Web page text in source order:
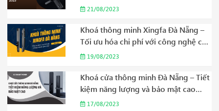
Khu Dân Cư Năm 2023
21/08/2023
Khoá thông minh Xingfa Đà Nẵng –
Tối ưu hóa chi phí với công nghệ cao
cấp Năm 2023
19/08/2023
Khoá cửa thông minh Đà Nẵng – Tiết
kiệm năng lượng và bảo mật cao
Năm 2023
17/08/2023